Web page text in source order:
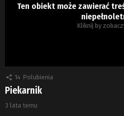
Ten obiekt może zawierać
Kliknij by
14 Polubienia
Piekarnik
3 lata temu